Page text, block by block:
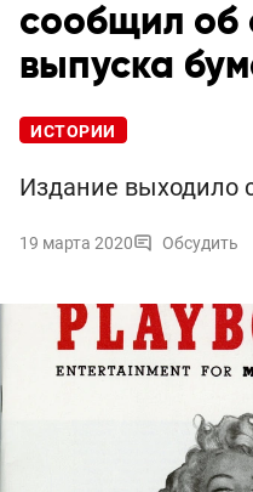
сообщил об
выпуска
ИСТОРИИ
Издание выходило
19 марта 2020 Обсудить